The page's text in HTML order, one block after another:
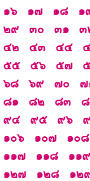
๑๖
๑๗ ๑๘
๑
๒๙
๓๐ ๓๑
๓
๔๒
๔๓ ๔๔
๕๕
๕๖ ๕๗
๖๘
๖๙ ๗๐
๗
๘๑
๘๒ ๘๓
๙๔
๙๕ ๙๖
๑๐๖
๑๐๗
๑๐๘
๑๑๗
๑๑๘
๑๑๙
๑๒๗
๑๒๘
๑๒